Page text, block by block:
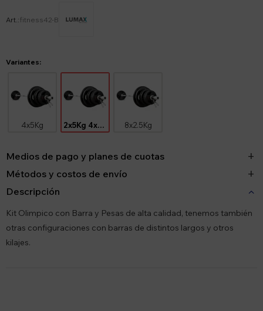
fitness42-B
Variantes:
4x5Kg 2x5Kg 4x2.5Kg 8x2.5Kg
Medios de pago y planes de cuotas
Métodos y costos de envío
Descripción
Kit Olimpico con Barra y Pesas de alta calidad, tenemos también
otras configuraciones con barras de distintos largos y otros
kilajes.